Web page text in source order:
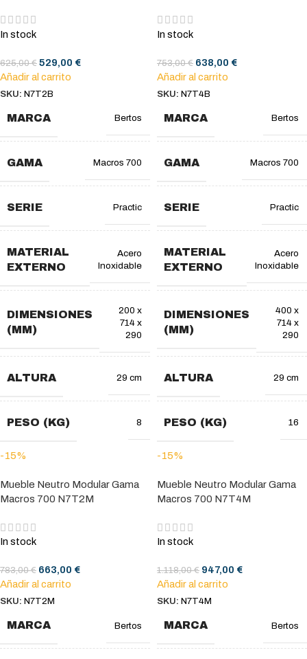
In stock
625,00€ 529,00 €
Añadir al carrito
SKU: N7T2B
MARCA Bertos
GAMA Macros 700
SERIE Practic
MATERIAL
EXTERNO
Acero
Inoxidable
DIMENSIONES
(MM)
200 x
714 x
290
ALTURA 29 cm
PESO (KG) 8
In stock
753,00€ 638,00 €
Añadir al carrito
SKU: N7T4B
MARCA Bertos
GAMA Macros 700
SERIE Practic
MATERIAL
EXTERNO
Acero
Inoxidable
DIMENSIONES
(MM)
400 x
714 x
290
ALTURA 29 cm
PESO (KG) 16
-15%
Mueble Neutro Modular Gama
Macros 700 N7T2M
In stock
783,00€ 663,00 €
Añadir al carrito
SKU: N7T2M
MARCA Bertos
-15%
Mueble Neutro Modular Gama
Macros 700 N7T4M
In stock
1.118,00€ 947,00 €
Añadir al carrito
SKU: N7T4M
MARCA Bertos